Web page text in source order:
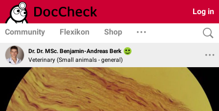
Log in
Community Flexikon Shop
Dr. Dr. MSc. Benjamin-Andreas Berk
Veterinary (Small animals - general)